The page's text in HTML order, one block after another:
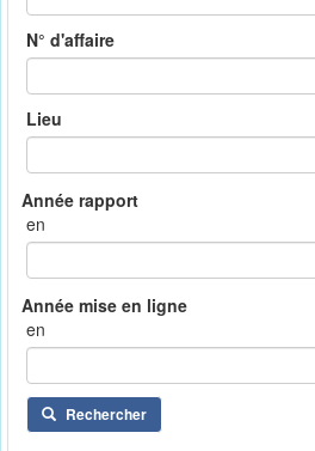
N° d'affaire
Lieu
en
en
Rechercher